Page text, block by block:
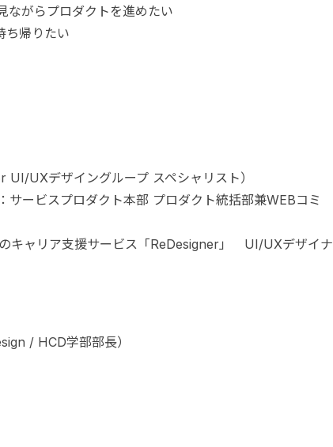
ながらプロダクトを進めたい
ち帰りたい
UXデザイングループ スペシャリスト）
ービスプロダクト本部 プロダクト統括部兼WEBコミ
キャリア支援サービス「ReDesigner」 UI/UXデザイナ
/ HCD学部部長）